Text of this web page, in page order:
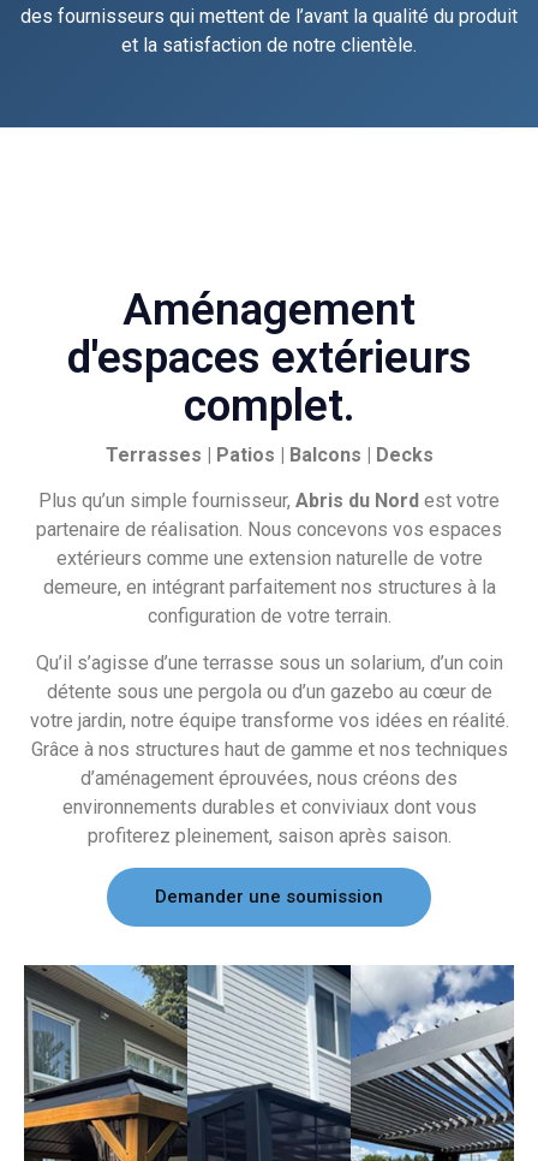
des fournisseurs qui mettent de l’avant la qualité du produit
et la satisfaction de notre clientèle.
Aménagement
d'espaces extérieurs
complet.
Terrasses | Patios | Balcons | Decks
Plus qu’un simple fournisseur, Abris du Nord est votre
partenaire de réalisation. Nous concevons vos espaces
extérieurs comme une extension naturelle de votre
demeure, en intégrant parfaitement nos structures à la
configuration de votre terrain.
Qu’il s’agisse d’une terrasse sous un solarium, d’un coin
détente sous une pergola ou d’un gazebo au cœur de
votre jardin, notre équipe transforme vos idées en réalité.
Grâce à nos structures haut de gamme et nos techniques
d’aménagement éprouvées, nous créons des
environnements durables et conviviaux dont vous
profiterez pleinement, saison après saison.
Demander une soumission